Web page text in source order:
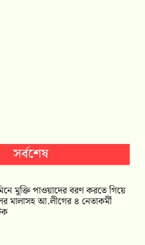
সর্বশেষ
মুক্তি পাওয়াদের বরণ করতে গিয়ে
মালাসহ আ.লীগের ৪ নেতাকর্মী